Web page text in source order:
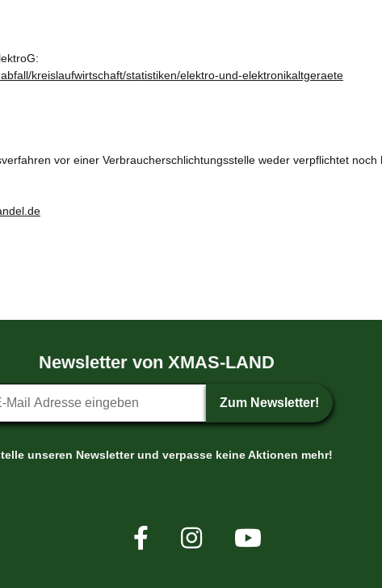
kreislaufwirtschaft/statistiken/elektro-und-elektronikaltgeraete
vor einer Verbraucherschlichtungsstelle weder verpflichtet noch
Newsletter von XMAS-LAND
Anmeldung
Zum Newsletter!
unseren Newsletter und verpasse keine Aktionen mehr!